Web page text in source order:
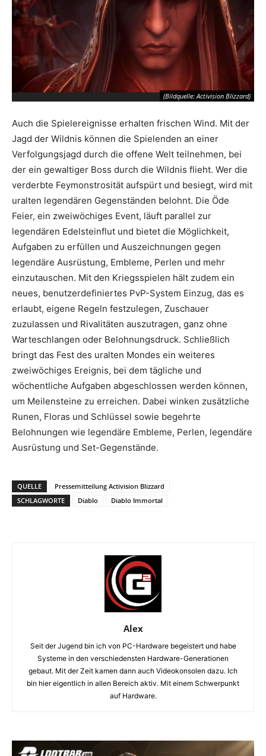
(Bildquelle: Activision Blizzard)
Auch die Spielereignisse erhalten frischen Wind. Mit der
Jagd der Wildnis können die Spielenden an einer
Verfolgungsjagd durch die offene Welt teilnehmen, bei
der ein gewaltiger Boss durch die Wildnis flieht. Wer die
verderbte Feymonstrosität aufspürt und besiegt, wird mit
uralten legendären Gegenständen belohnt. Die Öde
Feier, ein zweiwöchiges Event, läuft parallel zur
legendären Edelsteinflut und bietet die Möglichkeit,
Aufgaben zu erfüllen und Auszeichnungen gegen
legendäre Ausrüstung, Embleme, Perlen und mehr
einzutauschen. Mit den Kriegsspielen hält zudem ein
neues, benutzerdefiniertes PvP-System Einzug, das es
erlaubt, eigene Regeln festzulegen, Zuschauer
zuzulassen und Rivalitäten auszutragen, ganz ohne
Warteschlangen oder Belohnungsdruck. Schließlich
bringt das Fest des uralten Mondes ein weiteres
zweiwöchiges Ereignis, bei dem tägliche und
wöchentliche Aufgaben abgeschlossen werden können,
um Meilensteine zu erreichen. Dabei winken zusätzliche
Runen, Floras und Schlüssel sowie begehrte
Belohnungen wie legendäre Embleme, Perlen, legendäre
Ausrüstung und Set-Gegenstände.
QUELLE
Pressemitteilung Activision Blizzard
SCHLAGWORTE
Diablo Diablo Immortal
Alex
Seit der Jugend bin ich von PC-Hardware begeistert und habe
Systeme in den verschiedensten Hardware-Generationen
gebaut. Mit der Zeit kamen dann auch Videokonsolen dazu. Ich
bin hier eigentlich in allen Bereich aktiv. Mit einem Schwerpunkt
auf Hardware.